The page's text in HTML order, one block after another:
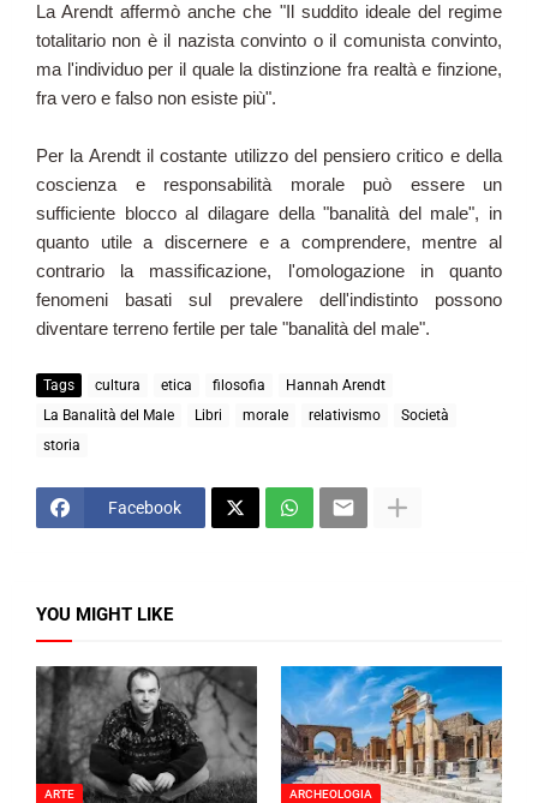
La Arendt affermò anche che "Il suddito ideale del regime
totalitario non è il nazista convinto o il comunista convinto,
ma l'individuo per il quale la distinzione fra realtà e finzione,
fra vero e falso non esiste più".
Per la Arendt il costante utilizzo del pensiero critico e della
coscienza e responsabilità morale può essere un
sufficiente blocco al dilagare della "banalità del male", in
quanto utile a discernere e a comprendere, mentre al
contrario la massificazione, l'omologazione in quanto
fenomeni basati sul prevalere dell'indistinto possono
diventare terreno fertile per tale "banalità del male".
Tags cultura etica filosofia
Hannah Arendt
La Banalità del Male
Libri morale relativismo
Società
storia
Facebook
YOU MIGHT LIKE
ARTE ARCHEOLOGIA